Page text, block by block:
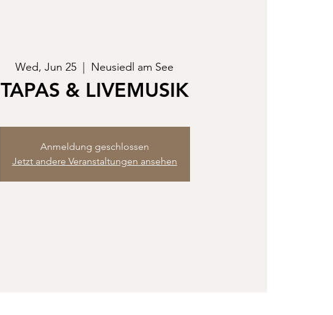
Wed, Jun 25 Neusiedl am See
TAPAS & LIVEMUSIK
Anmeldung geschlossen
Jetzt andere Veranstaltungen ansehen